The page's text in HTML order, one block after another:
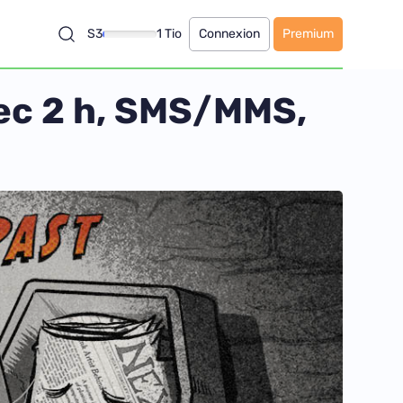
S3 1 Tio Connexion Premium
2 h, SMS/MMS,